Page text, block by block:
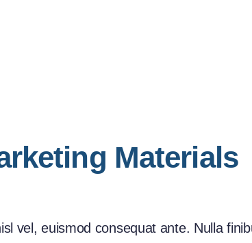
Materials
vel, euismod consequat ante. Nulla